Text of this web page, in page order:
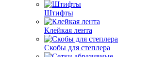
Штифты
Клейкая лента
Скобы для степлера